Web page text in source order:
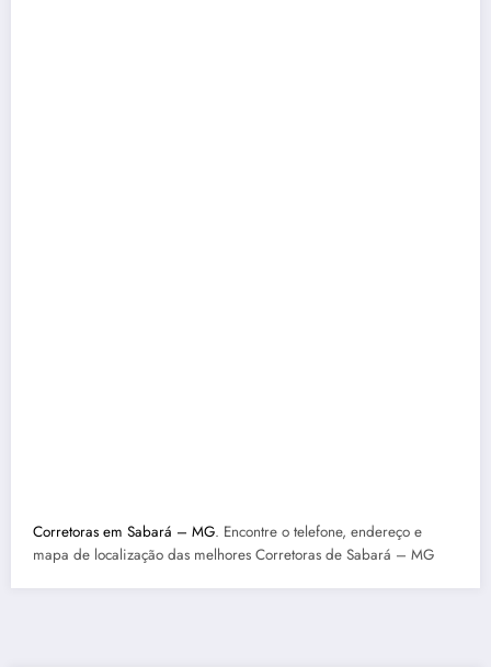
Corretoras em Sabará – MG. Encontre o telefone, endereço e
mapa de localização das melhores Corretoras de Sabará – MG